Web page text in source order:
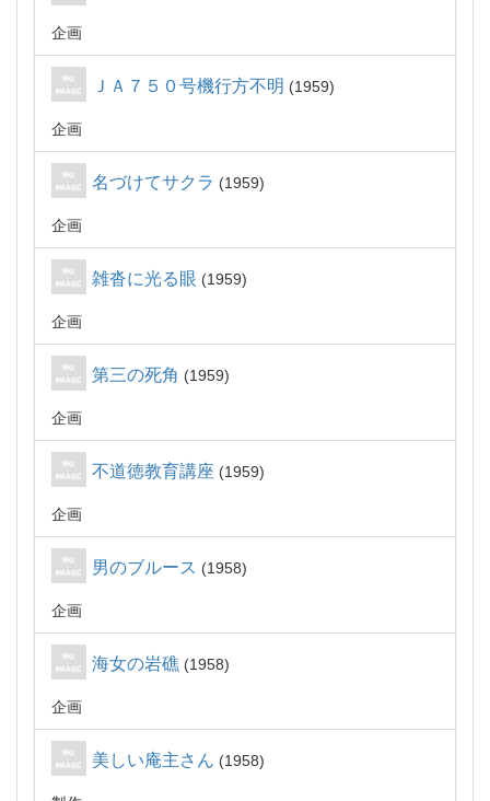
企画
ＪＡ７５０号機行方不明 1959
企画
名づけてサクラ 1959
企画
雑沓に光る眼 1959
企画
第三の死角 1959
企画
不道徳教育講座 1959
企画
男のブルース 1958
企画
海女の岩礁 1958
企画
美しい庵主さん 1958